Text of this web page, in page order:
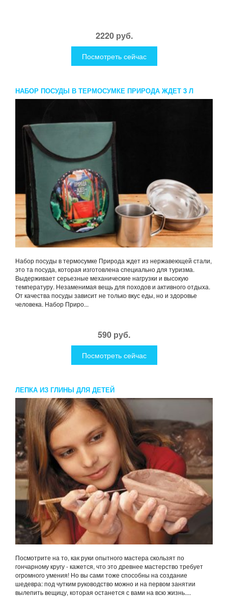
2220 руб.
Посмотреть сейчас
НАБОР ПОСУДЫ В ТЕРМОСУМКЕ ПРИРОДА ЖДЕТ 3 Л
Набор посуды в термосумке Природа ждет из нержавеющей стали,
это та посуда, которая изготовлена специально для туризма.
Выдерживает серьезные механические нагрузки и высокую
температуру. Незаменимая вещь для походов и активного отдыха.
От качества посуды зависит не только вкус еды, но и здоровье
человека. Набор Приро...
590 руб.
Посмотреть сейчас
ЛЕПКА ИЗ ГЛИНЫ ДЛЯ ДЕТЕЙ
Посмотрите на то, как руки опытного мастера скользят по
гончарному кругу - кажется, что это древнее мастерство требует
огромного умения! Но вы сами тоже способны на создание
шедевра: под чутким руководство можно и на первом занятии
вылепить вещицу, которая останется с вами на всю жизнь....